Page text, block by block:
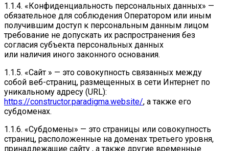
1.1.4. «Конфиденциальность персональных данных» —
обязательное для соблюдения Оператором или иным
получившим доступ к персональным данным лицом
требование не допускать их распространения без
согласия субъекта персональных данных
или наличия иного законного основания.
1.1.5. «Сайт » — это совокупность связанных между
собой веб-страниц, размещенных в сети Интернет по
уникальному адресу (URL):
https://constructor.paradigma.website/, а также его
субдоменах.
1.1.6. «Субдомены» — это страницы или совокупность
страниц, расположенные на доменах третьего уровня,
принадлежащие сайту , а также другие временные